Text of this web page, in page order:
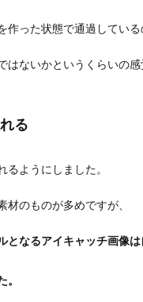
作った状態で通過している
はないかというくらいの感
る
るようにしました。
材のものが多めですが、
となるアイキャッチ画像